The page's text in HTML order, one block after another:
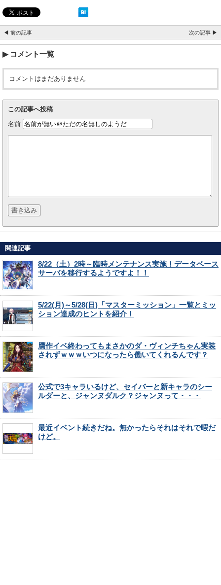
◀ 前の記事 次の記事 ▶
コメント一覧
コメントはまだありません
この記事へ投稿
名前
関連記事
8/22（土）2時～臨時メンテナンス実施！データベース
サーバを移行するようですよ！！
5/22(月)～5/28(日)「マスターミッション」一覧とミッ
ション達成のヒントを紹介！
贋作イベ終わってもまさかのダ・ヴィンチちゃん実装
されずｗｗｗいつになったら働いてくれるんです？
公式で3キャラいるけど、セイバーと新キャラのシー
ルダーと、ジャンヌダルク？ジャンヌって・・・
最近イベント続きだね。無かったらそれはそれで暇だ
けど。